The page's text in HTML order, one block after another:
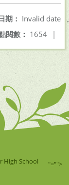
期： Invalid date
閱數： 1654 |
High School
"="">